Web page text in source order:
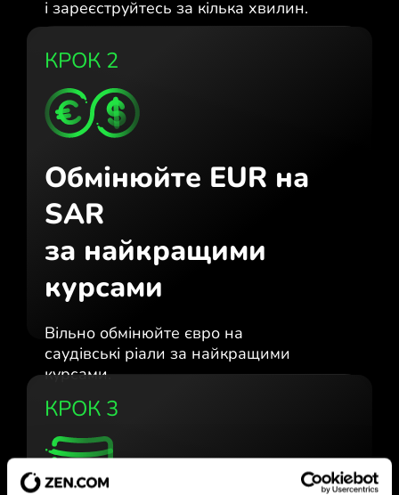
і зареєструйтесь за кілька хвилин.
КРОК 2
Обмінюйте EUR на
SAR
за найкращими
курсами
Вільно обмінюйте євро на
саудівські ріали за найкращими
курсами.
КРОК 3